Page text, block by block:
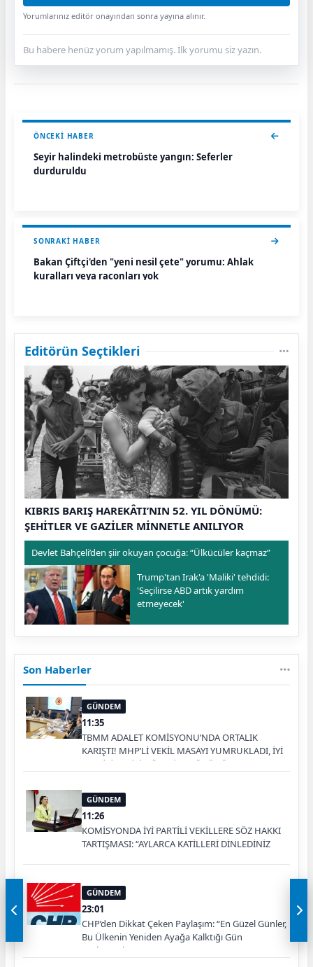
Yorumlarınız editör onayından sonra yayına alınır.
Bu habere henüz yorum yapılmamış. İlk yorumu siz yazın.
ÖNCEKI HABER
Seyir halindeki metrobüste yangın: Seferler
durduruldu
SONRAKI HABER
Bakan Çiftçi'den "yeni nesil çete" yorumu: Ahlak
kuralları veya raconları yok
Editörün Seçtikleri
KIBRIS BARIŞ HAREKÂTI’NIN 52. YIL DÖNÜMÜ:
ŞEHİTLER VE GAZİLER MİNNETLE ANILIYOR
Devlet Bahçeli’den şiir okuyan çocuğa: “Ülkücüler kaçmaz”
Trump'tan Irak'a 'Maliki' tehdidi:
'Seçilirse ABD artık yardım
etmeyecek'
Son Haberler
GÜNDEM
11:35
TBMM ADALET KOMİSYONU’NDA ORTALIK
KARIŞTI! MHP’Lİ VEKİL MASAYI YUMRUKLADI, İYİ
PARTİLİ VEKİLİN ÜZERİNE YÜRÜDÜ
GÜNDEM
11:26
KOMİSYONDA İYİ PARTİLİ VEKİLLERE SÖZ HAKKI
TARTIŞMASI: “AYLARCA KATİLLERİ DİNLEDİNİZ
GÜNDEM
23:01
CHP’den Dikkat Çeken Paylaşım: “En Güzel Günler,
Bu Ülkenin Yeniden Ayağa Kalktığı Gün
Başlayacak”